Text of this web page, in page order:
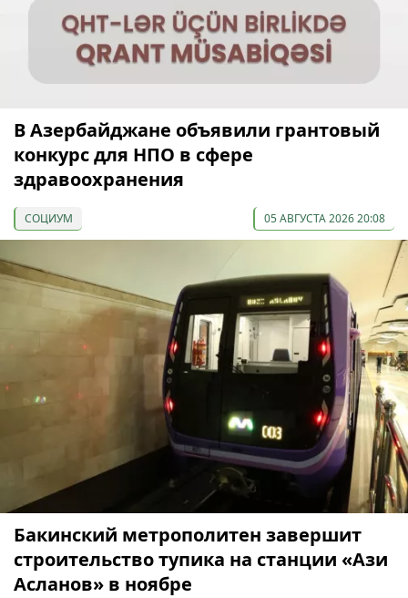
В Азербайджане объявили грантовый
конкурс для НПО в сфере
здравоохранения
СОЦИУМ 05 АВГУСТА 2026 20:08
Бакинский метрополитен завершит
строительство тупика на станции «Ази
Асланов» в ноябре